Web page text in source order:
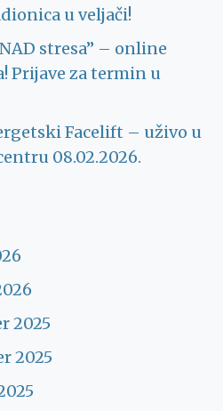
u veljači!
stresa” – online
Prijave za termin u
Facelift – uživo u
08.02.2026.
2025
2025